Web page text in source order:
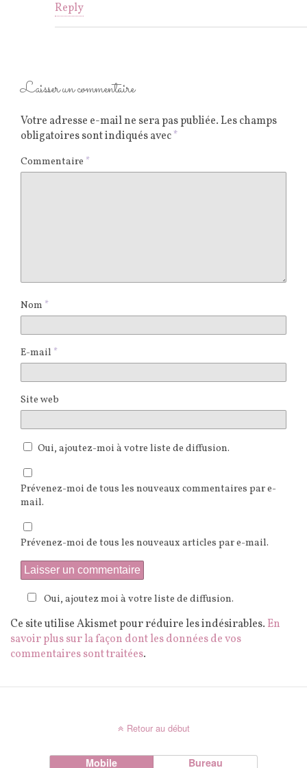
Reply
Laisser un commentaire
Votre adresse e-mail ne sera pas publiée.Les champs
obligatoires sont indiqués avec*
Commentaire *
Nom *
E-mail *
Site web
Oui, ajoutez-moi à votre liste de diffusion.
Prévenez-moi de tous les nouveaux commentaires par e-
mail.
Prévenez-moi de tous les nouveaux articles par e-mail.
Oui, ajoutez moi à votre liste de diffusion.
Ce site utilise Akismet pour réduire les indésirables. En
savoir plus sur la façon dont les données de vos
commentaires sont traitées.
Retour au début
Mobile Bureau